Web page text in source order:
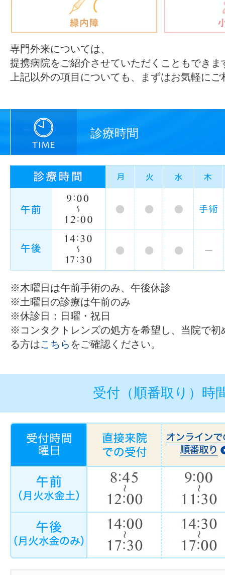
専門外来については、
提携病院をご紹介させていただくこともできま
上記以外の項目についても、まずはお気軽に
診療時間
※木曜日は午前手術のみ、午後休診
※土曜日の診療は午前のみ
※休診日：日曜・祝日
※コンタクトレンズの処方を希望し、当院で初
る方はこちら をご確認ください。
受付（順番取り）時